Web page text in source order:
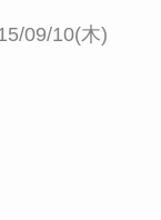
09/10(木)